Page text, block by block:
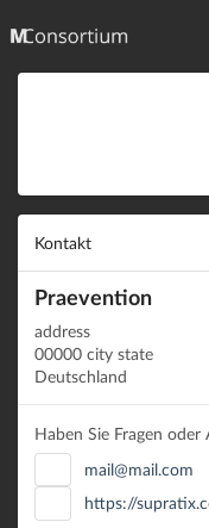
Kontakt
Praevention
address
00000 city state
Deutschland
Haben Sie Fragen
mail@mail.com
https://